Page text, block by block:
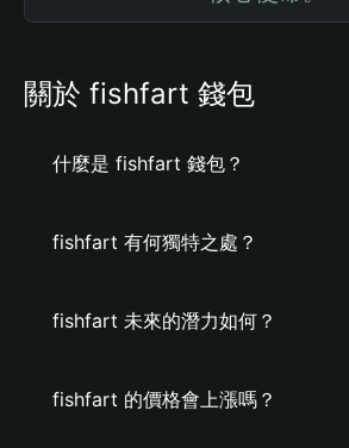
關於 fishfart 錢包
什麼是 fishfart 錢包？
fishfart 有何獨特之處？
fishfart 未來的潛力如何？
fishfart 的價格會上漲嗎？